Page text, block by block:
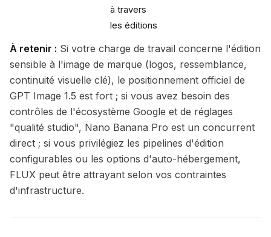
à travers
les éditions
À retenir : Si votre charge de travail concerne l'édition
sensible à l'image de marque (logos, ressemblance,
continuité visuelle clé), le positionnement officiel de
GPT Image 1.5 est fort ; si vous avez besoin des
contrôles de l'écosystème Google et de réglages
"qualité studio", Nano Banana Pro est un concurrent
direct ; si vous privilégiez les pipelines d'édition
configurables ou les options d'auto-hébergement,
FLUX peut être attrayant selon vos contraintes
d'infrastructure.